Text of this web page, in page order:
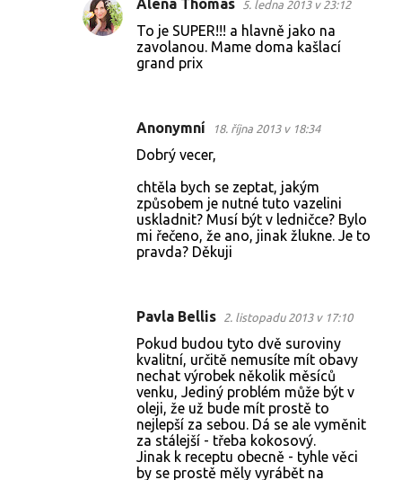
Alena Thomas
5. ledna 2013 v 23:12
To je SUPER!!! a hlavně jako na
zavolanou. Mame doma kašlací
grand prix
Anonymní 18. října 2013 v 18:34
Dobrý vecer,
chtěla bych se zeptat, jakým
způsobem je nutné tuto vazelini
uskladnit? Musí být v ledničce? Bylo
mi řečeno, že ano, jinak žlukne. Je to
pravda? Děkuji
Pavla Bellis 2. listopadu 2013 v 17:10
Pokud budou tyto dvě suroviny
kvalitní, určitě nemusíte mít obavy
nechat výrobek několik měsíců
venku, Jediný problém může být v
oleji, že už bude mít prostě to
nejlepší za sebou. Dá se ale vyměnit
za stálejší - třeba kokosový.
Jinak k receptu obecně - tyhle věci
by se prostě měly vyrábět na